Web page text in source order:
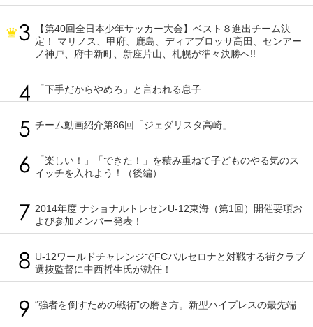
【第40回全日本少年サッカー大会】ベスト８進出チーム決
定！ マリノス、甲府、鹿島、ディアブロッサ高田、センアー
ノ神戸、府中新町、新座片山、札幌が準々決勝へ!!
「下手だからやめろ」と言われる息子
チーム動画紹介第86回「ジェダリスタ高崎」
「楽しい！」「できた！」を積み重ねて子どものやる気のス
イッチを入れよう！（後編）
2014年度 ナショナルトレセンU-12東海（第1回）開催要項お
よび参加メンバー発表！
U-12ワールドチャレンジでFCバルセロナと対戦する街クラブ
選抜監督に中西哲生氏が就任！
“強者を倒すための戦術”の磨き方。新型ハイプレスの最先端